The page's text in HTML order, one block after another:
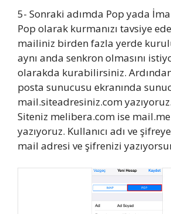
5- Sonraki adımda Pop yada
Pop olarak kurmanızı tavsiye
mailiniz birden fazla yerde
aynı anda senkron olmasını
olarakda kurabilirsiniz.
posta sunucusu ekranında
mail.siteadresiniz.com
Siteniz melibera.com ise
yazıyoruz. Kullanıcı adı ve
mail adresi ve şifrenizi